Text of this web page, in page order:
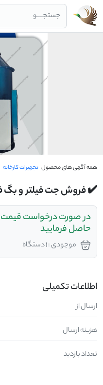
جستجــــو
همه آگهی های محصول تجهیرات کارخانه
✔️ فروش جت فیلتر و بگ
در صورت درخواست
حاصل فرمایید
موجودی : 1 دستگاه
اطلاعات تکمیلی
ارسال از
هزینه ارسال
تعداد بازدید